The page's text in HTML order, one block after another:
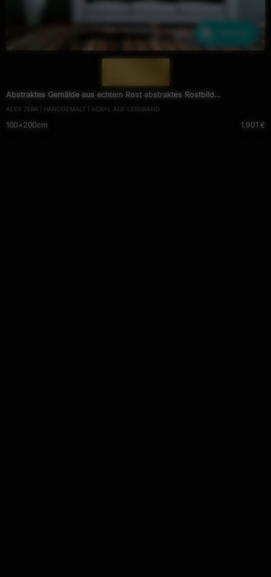
Abstraktes Gemälde aus echtem Rost abstraktes Rostbild
zeitgenössisch Modern Art
ALEX ZERR | HANDGEMALT | ACRYL AUF LEINWAND
100×200cm 1.901 €